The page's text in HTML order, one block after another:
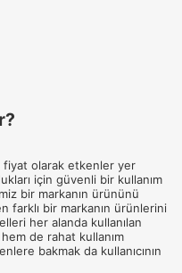
fiyat olarak etkenler yer
için güvenli bir kullanım
bir markanın ürününü
farklı bir markanın ürünlerini
her alanda kullanılan
de rahat kullanım
bakmak da kullanıcının